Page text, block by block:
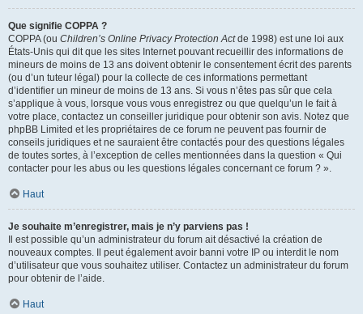
Que signifie COPPA ?
COPPA (ou Children’s Online Privacy Protection Actde 1998) est une loi aux
États-Unis qui dit que les sites Internet pouvant recueillir des informations de
mineurs de moins de 13 ans doivent obtenir le consentement écrit des parents
(ou d’un tuteur légal) pour la collecte de ces informations permettant
d’identifier un mineur de moins de 13 ans. Si vous n’êtes pas sûr que cela
s’applique à vous, lorsque vous vous enregistrez ou que quelqu’un le fait à
votre place, contactez un conseiller juridique pour obtenir son avis. Notez que
phpBB Limited et les propriétaires de ce forum ne peuvent pas fournir de
conseils juridiques et ne sauraient être contactés pour des questions légales
de toutes sortes, à l’exception de celles mentionnées dans la question « Qui
contacter pour les abus ou les questions légales concernant ce forum ? ».
Haut
Je souhaite m’enregistrer, mais je n’y parviens pas !
Il est possible qu’un administrateur du forum ait désactivé la création de
nouveaux comptes. Il peut également avoir banni votre IP ou interdit le nom
d’utilisateur que vous souhaitez utiliser. Contactez un administrateur du forum
pour obtenir de l’aide.
Haut